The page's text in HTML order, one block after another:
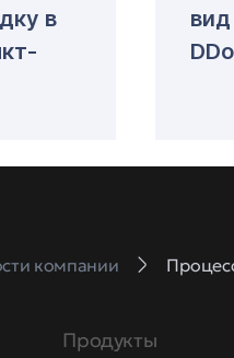
в
компании
Продукты